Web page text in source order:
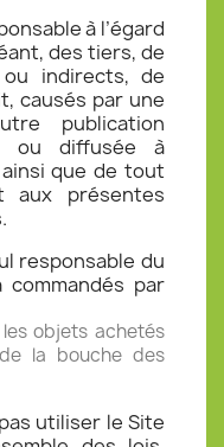
à l’égard
des tiers, de
indirects, de
causés par une
publication
ou diffusée à
que de tout
aux présentes
responsable du
par
objets achetés
la bouche des
utiliser le Site